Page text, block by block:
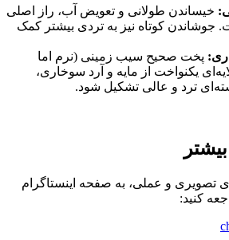
خیساندن طولانی و تعویض آب، راز اصلی
جوشاندن کوتاه نیز به تردی بیشتر کمک
پخت صحیح سیب زمینی (نرم اما
یکنواخت از مایه و آرد سوخاری،
ترد و عالی تشکیل شود.
تصویری و عملی، به صفحه اینستاگرام
کنید: